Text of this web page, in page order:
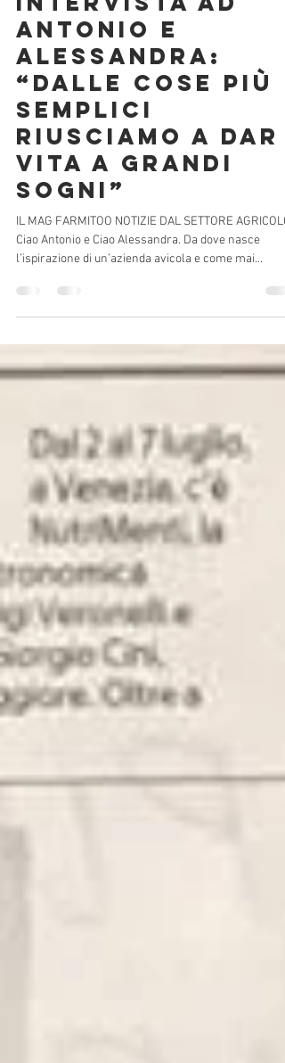
Jul 31, 2018
3 min read
Intervista ad
Antonio e
Alessandra:
“Dalle cose più
semplici
riusciamo a dar
vita a grandi
sogni”
IL MAG FARMITOO NOTIZIE DAL SETTORE AGRICOLO
Ciao Antonio e Ciao Alessandra. Da dove nasce